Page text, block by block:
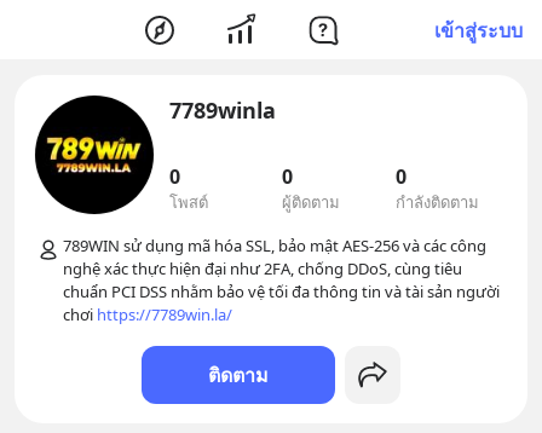
เข้าสู่ระบบ
7789winla
0
โพสต์
0
ผู้ติดตาม
0
กำลังติดตาม
789WIN sử dụng mã hóa SSL, bảo mật AES-256 và các công
nghệ xác thực hiện đại như 2FA, chống DDoS, cùng tiêu
chuẩn PCI DSS nhằm bảo vệ tối đa thông tin và tài sản người
chơi https://7789win.la/
ติดตาม